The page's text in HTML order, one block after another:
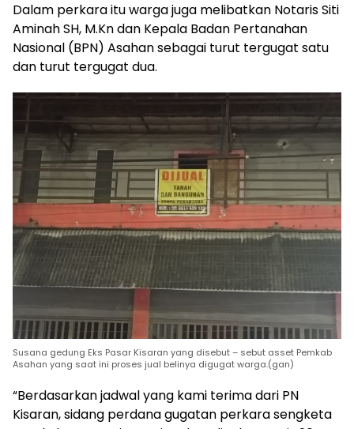
Dalam perkara itu warga juga melibatkan Notaris Siti
Aminah SH, M.Kn dan Kepala Badan Pertanahan
Nasional (BPN) Asahan sebagai turut tergugat satu
dan turut tergugat dua.
Susana gedung Eks Pasar Kisaran yang disebut – sebut asset Pemkab
Asahan yang saat ini proses jual belinya digugat warga.(gan)
“Berdasarkan jadwal yang kami terima dari PN
Kisaran, sidang perdana gugatan perkara sengketa